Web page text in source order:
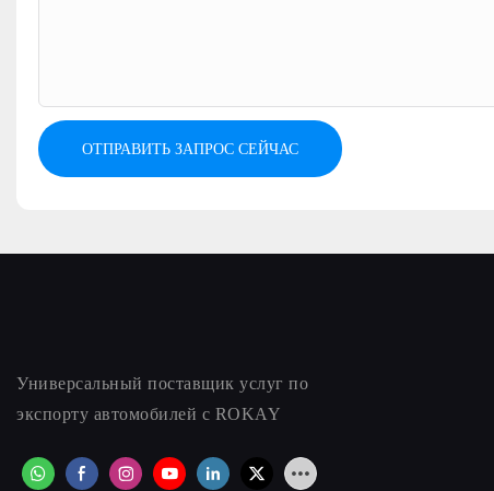
ОТПРАВИТЬ ЗАПРОС СЕЙЧАС
Универсальный поставщик услуг по
экспорту автомобилей с ROKAY